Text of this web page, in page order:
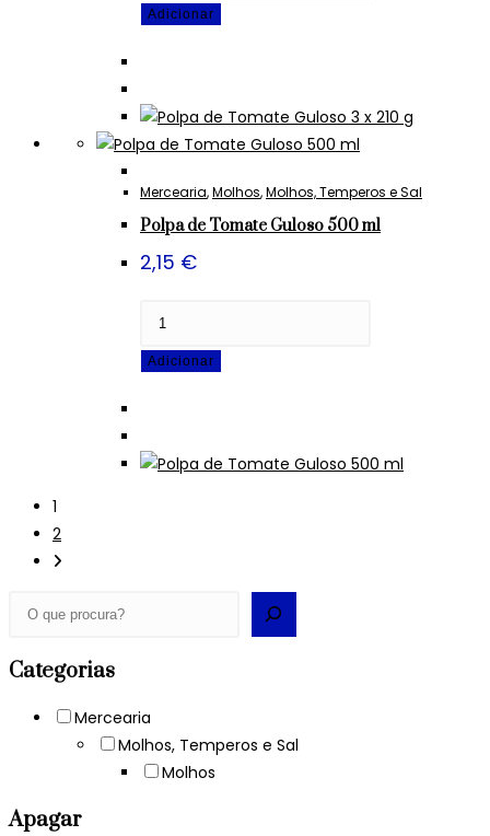
Polpa
Guloso
x
210
g
Adicionar
Mercearia,Molhos,Molhos, Temperos e Sal
Polpa de Tomate Guloso 500 ml
2,15 €
Polpa
Guloso
500
Adicionar
1
2
Categorias
Mercearia
Molhos, Temperos e Sal
Molhos
Apagar